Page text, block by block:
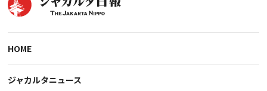
HOME
ジャカルタニュース